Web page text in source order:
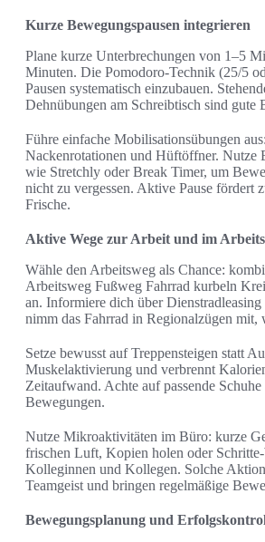
Kurze Bewegungspausen integrieren
Plane kurze Unterbrechungen von 1–5
Minuten. Die Pomodoro-Technik (25/5
Pausen systematisch einzubauen.
Dehnübungen am Schreibtisch sind gute
Führe einfache Mobilisationsübungen
Nackenrotationen und Hüftöffner. Nutze
wie Stretchly oder Break Timer, um
nicht zu vergessen. Aktive Pause fördert
Frische.
Aktive Wege zur Arbeit und im
Wähle den Arbeitsweg als Chance:
Arbeitsweg Fußweg Fahrrad kurbeln
an. Informiere dich über
nimm das Fahrrad in Regionalzügen mit,
Setze bewusst auf Treppensteigen statt
Muskelaktivierung und verbrennt
Zeitaufwand. Achte auf passende Schuhe
Bewegungen.
Nutze Mikroaktivitäten im Büro: kurze
frischen Luft, Kopien holen oder
Kolleginnen und Kollegen. Solche
Teamgeist und bringen regelmäßige
Bewegungsplanung und